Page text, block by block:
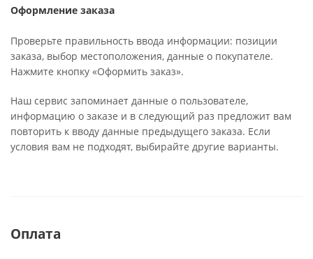
Оформление заказа
Проверьте правильность ввода информации: позиции
заказа, выбор местоположения, данные о покупателе.
Нажмите кнопку «Оформить заказ».
Наш сервис запоминает данные о пользователе,
информацию о заказе и в следующий раз предложит вам
повторить к вводу данные предыдущего заказа. Если
условия вам не подходят, выбирайте другие варианты.
Оплата